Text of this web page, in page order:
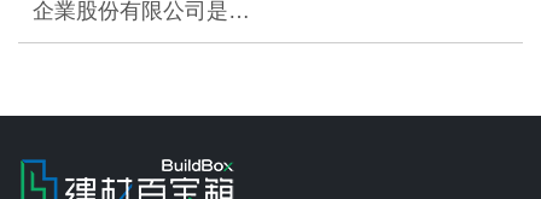
企業股份有限公司是…